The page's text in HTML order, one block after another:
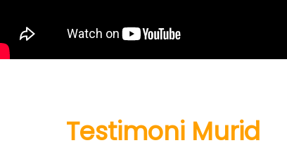
Testimoni Murid